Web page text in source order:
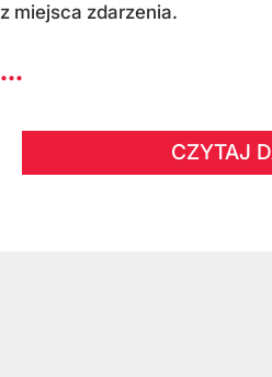
z miejsca zdarzenia.
...
CZYTAJ